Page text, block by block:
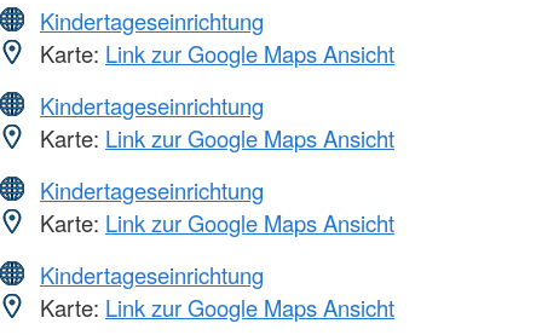
Kindertageseinrichtung
Karte: Link zur Google Maps Ansicht
Kindertageseinrichtung
Karte: Link zur Google Maps Ansicht
Kindertageseinrichtung
Karte: Link zur Google Maps Ansicht
Kindertageseinrichtung
Karte: Link zur Google Maps Ansicht